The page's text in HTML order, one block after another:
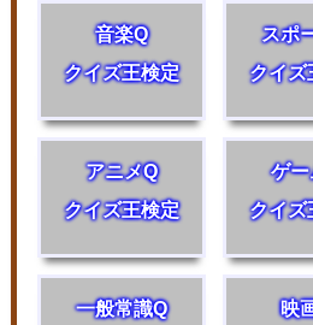
音楽Q
クイズ王検定
スポ
クイズ
アニメQ
クイズ王検定
ゲー
クイズ
一般常識Q
映